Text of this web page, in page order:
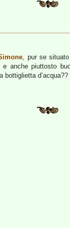
, pur se
e anche piuttosto
bottiglietta d’acqua??